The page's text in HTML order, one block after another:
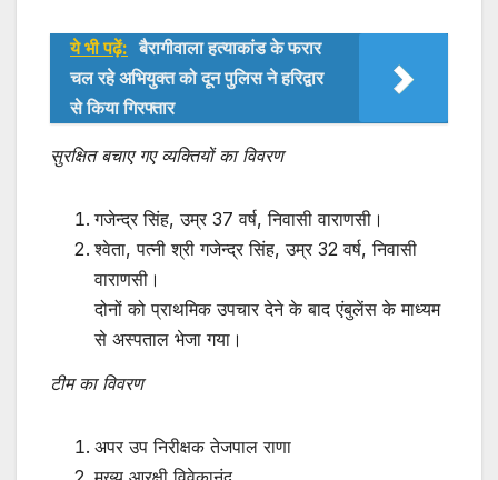
ये भी पढ़ें: बैरागीवाला हत्याकांड के फरार
चल रहे अभियुक्त को दून पुलिस ने हरिद्वार
से किया गिरफ्तार
सुरक्षित बचाए गए व्यक्तियों का विवरण
गजेन्द्र सिंह, उम्र 37 वर्ष, निवासी वाराणसी।
श्वेता, पत्नी श्री गजेन्द्र सिंह, उम्र 32 वर्ष, निवासी
वाराणसी।
दोनों को प्राथमिक उपचार देने के बाद एंबुलेंस के माध्यम
से अस्पताल भेजा गया।
टीम का विवरण
अपर उप निरीक्षक तेजपाल राणा